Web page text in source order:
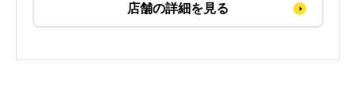
店舗の詳細を見る